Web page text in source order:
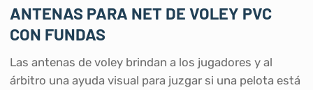
ANTENAS PARA NET DE VOLEY PVC
CON FUNDAS
Las antenas de voley brindan a los jugadores y al
árbitro una ayuda visual para juzgar si una pelota está